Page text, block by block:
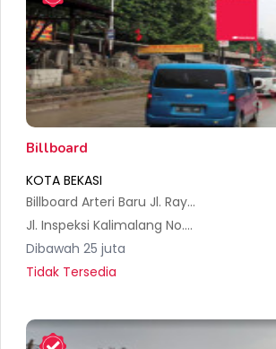
Billboard
KOTA BEKASI
Billboard Arteri Baru Jl. Raya Kalimalang Bekasi
Jl. Inspeksi Kalimalang No.42, RT.006/RW.015, Jakasampurna, Kec. Bekasi Bar., Kota Bks, Jawa Barat 17145, Indonesia
Dibawah 25 juta
Tidak Tersedia